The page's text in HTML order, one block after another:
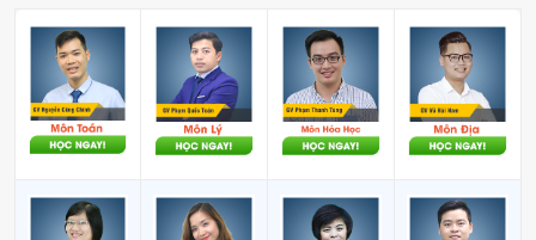
• Tổ hợp:A01; C03; D01; X25; K00; Q00
20. Phân tích dữ liệu trong kế toán
Chỉ tiêu:
sao có công chứng);
(4). Giấy chứng nhận ưu tiên (nếu có).
Đối với phương thức xét tuyển 301
(xét tuyển thẳng theo quy chế)
Đối với phương thức xét tuyển 500